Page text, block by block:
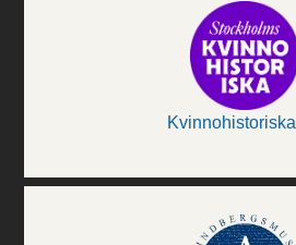
Kvinnohistoriska